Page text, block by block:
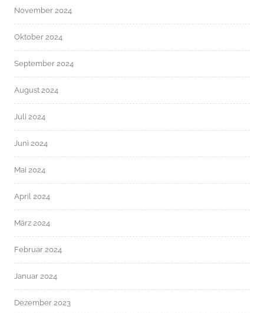
November 2024
Oktober 2024
September 2024
August 2024
Juli 2024
Juni 2024
Mai 2024
April 2024
März 2024
Februar 2024
Januar 2024
Dezember 2023